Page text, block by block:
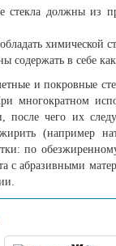
стекла должны из
химической
содержать в себе
и покровные
многократном
после чего их
(например
по
с абразивными